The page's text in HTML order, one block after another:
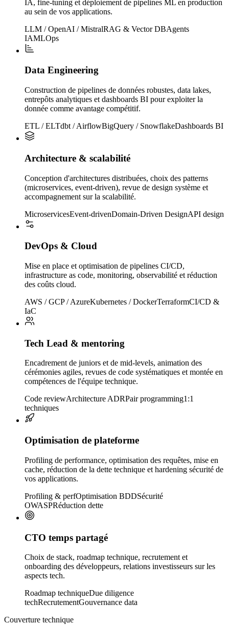
IA, fine-tuning et déploiement de pipelines ML en production
au sein de vos applications.
LLM / OpenAI / MistralRAG & Vector DBAgents
IAMLOps
Data Engineering
Construction de pipelines de données robustes, data lakes,
entrepôts analytiques et dashboards BI pour exploiter la
donnée comme avantage compétitif.
ETL / ELTdbt / AirflowBigQuery / SnowflakeDashboards BI
Architecture & scalabilité
Conception d'architectures distribuées, choix des patterns
(microservices, event-driven), revue de design système et
accompagnement sur la scalabilité.
MicroservicesEvent-drivenDomain-Driven DesignAPI design
DevOps & Cloud
Mise en place et optimisation de pipelines CI/CD,
infrastructure as code, monitoring, observabilité et réduction
des coûts cloud.
AWS / GCP / AzureKubernetes / DockerTerraformCI/CD &
IaC
Tech Lead & mentoring
Encadrement de juniors et de mid-levels, animation des
cérémonies agiles, revues de code systématiques et montée en
compétences de l'équipe technique.
Code reviewArchitecture ADRPair programming1:1
techniques
Optimisation de plateforme
Profiling de performance, optimisation des requêtes, mise en
cache, réduction de la dette technique et hardening sécurité de
vos applications.
Profiling & perfOptimisation BDDSécurité
OWASPRéduction dette
CTO temps partagé
Choix de stack, roadmap technique, recrutement et
onboarding des développeurs, relations investisseurs sur les
aspects tech.
Roadmap techniqueDue diligence
techRecrutementGouvernance data
Couverture technique